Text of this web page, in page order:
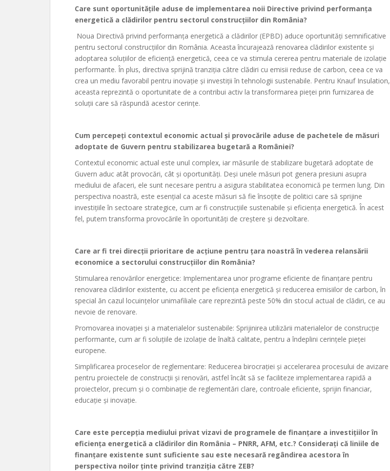
Care sunt oportunitățile aduse de implementarea noii Directive privind performanța
energetică a clădirilor pentru sectorul construcțiilor din România?
Noua Directivă privind performanța energetică a clădirilor (EPBD) aduce oportunități semnificative
pentru sectorul construcțiilor din România. Aceasta încurajează renovarea clădirilor existente și
adoptarea soluțiilor de eficiență energetică, ceea ce va stimula cererea pentru materiale de izolație
performante. În plus, directiva sprijină tranziția către clădiri cu emisii reduse de carbon, ceea ce va
crea un mediu favorabil pentru inovație și investiții în tehnologii sustenabile. Pentru Knauf Insulation,
aceasta reprezintă o oportunitate de a contribui activ la transformarea pieței prin furnizarea de
soluții care să răspundă acestor cerințe.
Cum percepeți contextul economic actual și provocările aduse de pachetele de măsuri
adoptate de Guvern pentru stabilizarea bugetară a României?
Contextul economic actual este unul complex, iar măsurile de stabilizare bugetară adoptate de
Guvern aduc atât provocări, cât și oportunități. Deși unele măsuri pot genera presiuni asupra
mediului de afaceri, ele sunt necesare pentru a asigura stabilitatea economică pe termen lung. Din
perspectiva noastră, este esențial ca aceste măsuri să fie însoțite de politici care să sprijine
investițiile în sectoare strategice, cum ar fi construcțiile sustenabile și eficiența energetică. În acest
fel, putem transforma provocările în oportunități de creștere și dezvoltare.
Care ar fi trei direcții prioritare de acțiune pentru țara noastră în vederea relansării
economice a sectorului construcțiilor din România?
Stimularea renovărilor energetice: Implementarea unor programe eficiente de finanțare pentru
renovarea clădirilor existente, cu accent pe eficiența energetică și reducerea emisiilor de carbon, în
special ăn cazul locuințelor unimafiliale care reprezintă peste 50% din stocul actual de clădiri, ce au
nevoie de renovare.
Promovarea inovației și a materialelor sustenabile: Sprijinirea utilizării materialelor de construcție
performante, cum ar fi soluțiile de izolație de înaltă calitate, pentru a îndeplini cerințele pieței
europene.
Simplificarea proceselor de reglementare: Reducerea birocrației și accelerarea procesului de avizare
pentru proiectele de construcții și renovări, astfel încât să se faciliteze implementarea rapidă a
proiectelor, precum și o combinație de reglementări clare, controale eficiente, sprijin financiar,
educație și inovație.
Care este percepția mediului privat vizavi de programele de finanțare a investițiilor în
eficiența energetică a clădirilor din România – PNRR, AFM, etc.? Considerați că liniile de
finanțare existente sunt suficiente sau este necesară regândirea acestora în
perspectiva noilor ținte privind tranziția către ZEB?